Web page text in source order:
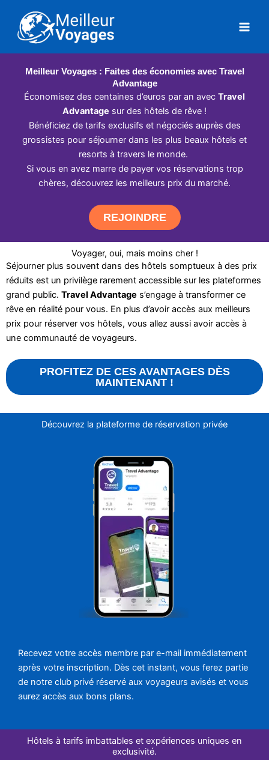
contenu
Meilleur Voyages : Faites des économies avec Travel
Advantage
Économisez des centaines d’euros par an avec Travel
Advantage sur des hôtels de rêve !
Bénéficiez de tarifs exclusifs et négociés auprès des
grossistes pour séjourner dans les plus beaux hôtels et
resorts à travers le monde.
Si vous en avez marre de payer vos réservations trop
chères, découvrez les meilleurs prix du marché.
REJOINDRE
Voyager, oui, mais moins cher !
Séjourner plus souvent dans des hôtels somptueux à des prix
réduits est un privilège rarement accessible sur les plateformes
grand public. Travel Advantage s’engage à transformer ce
rêve en réalité pour vous. En plus d’avoir accès aux meilleurs
prix pour réserver vos hôtels, vous allez aussi avoir accès à
une communauté de voyageurs.
PROFITEZ DE CES AVANTAGES DÈS
MAINTENANT !
Découvrez la plateforme de réservation privée
Recevez votre accès membre par e-mail immédiatement
après votre inscription. Dès cet instant, vous ferez partie
de notre club privé réservé aux voyageurs avisés et vous
aurez accès aux bons plans.
Hôtels à tarifs imbattables et expériences uniques en
exclusivité.